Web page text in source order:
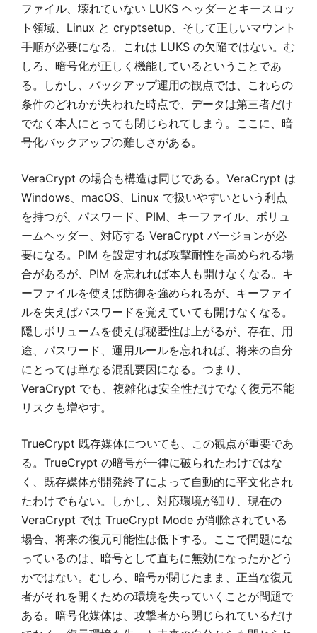
ファイル、壊れていない LUKS ヘッダーとキースロッ
ト領域、Linux と cryptsetup、そして正しいマウント
手順が必要になる。これは LUKS の欠陥ではない。む
しろ、暗号化が正しく機能しているということであ
る。しかし、バックアップ運用の観点では、これらの
条件のどれかが失われた時点で、データは第三者だけ
でなく本人にとっても閉じられてしまう。ここに、暗
号化バックアップの難しさがある。
VeraCrypt の場合も構造は同じである。VeraCrypt は
Windows、macOS、Linux で扱いやすいという利点
を持つが、パスワード、PIM、キーファイル、ボリュ
ームヘッダー、対応する VeraCrypt バージョンが必
要になる。PIM を設定すれば攻撃耐性を高められる場
合があるが、PIM を忘れれば本人も開けなくなる。キ
ーファイルを使えば防御を強められるが、キーファイ
ルを失えばパスワードを覚えていても開けなくなる。
隠しボリュームを使えば秘匿性は上がるが、存在、用
途、パスワード、運用ルールを忘れれば、将来の自分
にとっては単なる混乱要因になる。つまり、
VeraCrypt でも、複雑化は安全性だけでなく復元不能
リスクも増やす。
TrueCrypt 既存媒体についても、この観点が重要であ
る。TrueCrypt の暗号が一律に破られたわけではな
く、既存媒体が開発終了によって自動的に平文化され
たわけでもない。しかし、対応環境が細り、現在の
VeraCrypt では TrueCrypt Mode が削除されている
場合、将来の復元可能性は低下する。ここで問題にな
っているのは、暗号として直ちに無効になったかどう
かではない。むしろ、暗号が閉じたまま、正当な復元
者がそれを開くための環境を失っていくことが問題で
ある。暗号化媒体は、攻撃者から閉じられているだけ